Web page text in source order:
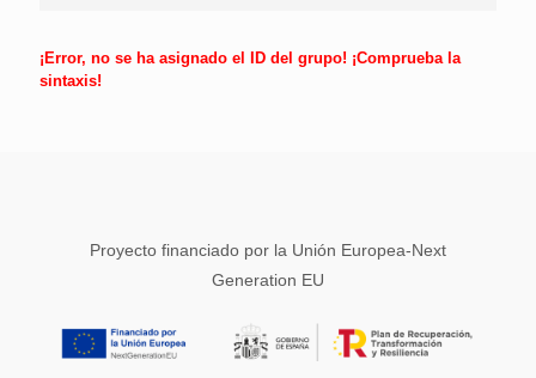
¡Error, no se ha asignado el ID del grupo! ¡Comprueba la
sintaxis!
Proyecto financiado por la Unión Europea-Next
Generation EU